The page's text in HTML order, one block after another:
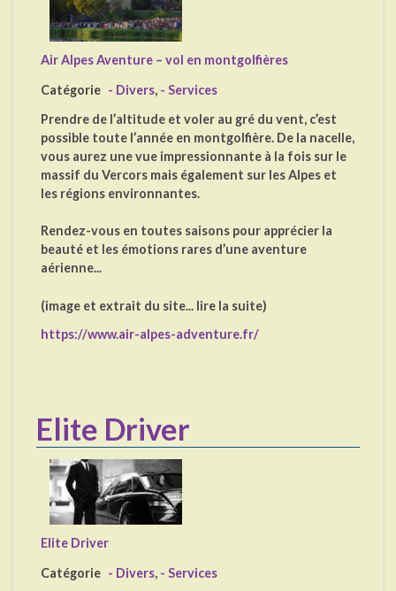
Air Alpes Aventure – vol en montgolfières
Catégorie - Divers, - Services
Prendre de l’altitude et voler au gré du vent, c’est
possible toute l’année en montgolfière. De la nacelle,
vous aurez une vue impressionnante à la fois sur le
massif du Vercors mais également sur les Alpes et
les régions environnantes.
Rendez-vous en toutes saisons pour apprécier la
beauté et les émotions rares d’une aventure
aérienne...
(image et extrait du site... lire la suite)
https://www.air-alpes-adventure.fr/
Elite Driver
Elite Driver
Catégorie - Divers, - Services